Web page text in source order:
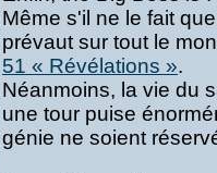
Même s'il ne le fait
prévaut sur tout le
51 « Révélations ».
Néanmoins, la vie du
une tour puise
génie ne soient